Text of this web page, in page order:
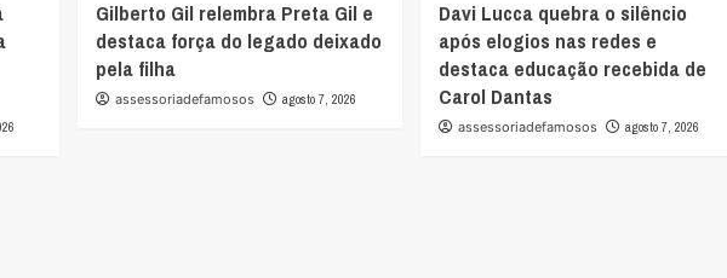
Gilberto Gil relembra Preta Gil e
destaca força do legado deixado
pela filha
assessoriadefamosos agosto 7, 2026
Davi Lucca quebra o silêncio
após elogios nas redes e
destaca educação recebida de
Carol Dantas
assessoriadefamosos agosto 7, 2026